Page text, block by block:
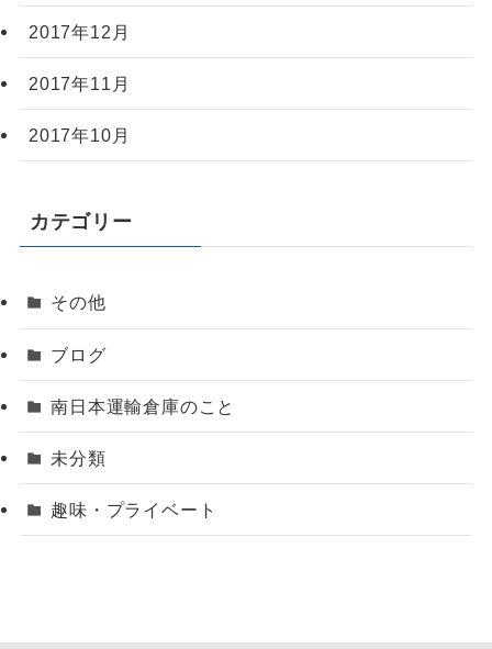
2017年12月
2017年11月
2017年10月
カテゴリー
その他
ブログ
南日本運輸倉庫のこと
未分類
趣味・プライベート